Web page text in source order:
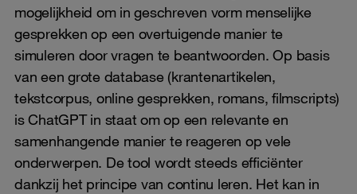
mogelijkheid om in geschreven vorm menselijke
gesprekken op een overtuigende manier te
simuleren door vragen te beantwoorden. Op basis
van een grote database (krantenartikelen,
tekstcorpus, online gesprekken, romans, filmscripts)
is ChatGPT in staat om op een relevante en
samenhangende manier te reageren op vele
onderwerpen. De tool wordt steeds efficiënter
dankzij het principe van continu leren. Het kan in